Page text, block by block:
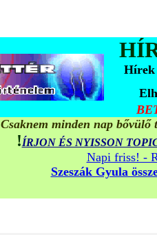
Hírek
Csaknem minden nap
!ÍRJON ÉS NYISSON
Napi friss! -
Szeszák Gyula